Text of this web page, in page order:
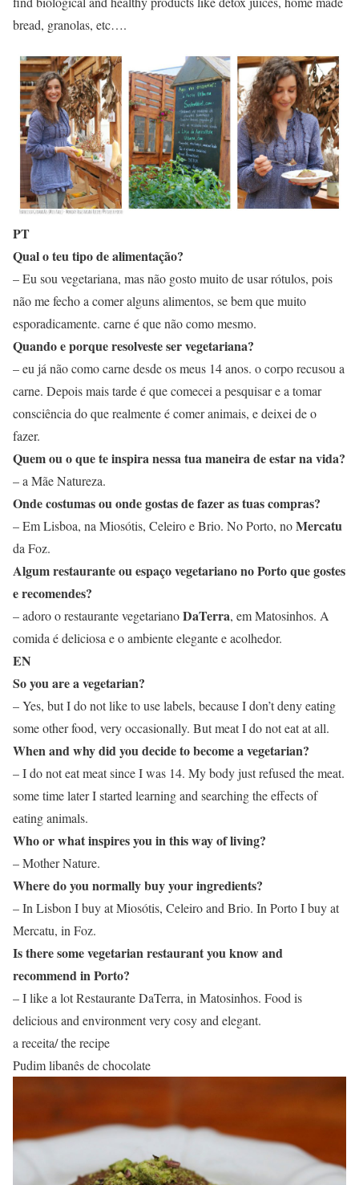
bread, granolas, etc….
PT
Qual o teu tipo de alimentação?
– Eu sou vegetariana, mas não gosto muito de usar rótulos, pois
não me fecho a comer alguns alimentos, se bem que muito
esporadicamente. carne é que não como mesmo.
Quando e porque resolveste ser vegetariana?
– eu já não como carne desde os meus 14 anos. o corpo recusou a
carne. Depois mais tarde é que comecei a pesquisar e a tomar
consciência do que realmente é comer animais, e deixei de o
fazer.
Quem ou o que te inspira nessa tua maneira de estar na vida?
– a Mãe Natureza.
Onde costumas ou onde gostas de fazer as tuas compras?
– Em Lisboa, na Miosótis, Celeiro e Brio. No Porto, noMercatu
da Foz.
Algum restaurante ou espaço vegetariano no Porto que gostes
e recomendes?
– adoro o restaurante vegetarianoDaTerra, em Matosinhos. A
comida é deliciosa e o ambiente elegante e acolhedor.
EN
So you are a vegetarian?
– Yes, but I do not like to use labels, because I don’t deny eating
some other food, very occasionally. But meat I do not eat at all.
When and why did you decide to become a vegetarian?
– I do not eat meat since I was 14. My body just refused the meat.
some time later I started learning and searching the effects of
eating animals.
Who or what inspires you in this way of living?
– Mother Nature.
Where do you normally buy your ingredients?
– In Lisbon I buy at Miosótis, Celeiro and Brio. In Porto I buy at
Mercatu, in Foz.
Is there some vegetarian restaurant you know and
recommend in Porto?
– I like a lot Restaurante DaTerra, in Matosinhos. Food is
delicious and environment very cosy and elegant.
a receita/ the recipe
Pudim libanês de chocolate